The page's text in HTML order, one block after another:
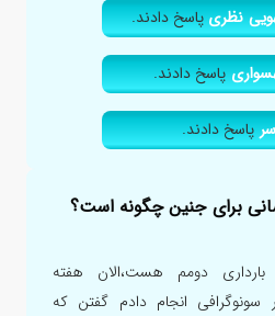
نظریپاسخ دادند.
پاسخ دادند.
پاسخ دادند.
برای جنین چگونه است؟
دومم هست،الان هفته
سونوگرافی انجام دادم گفتن که